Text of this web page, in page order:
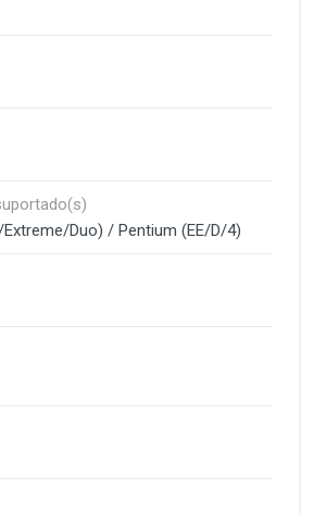
Duo) / Pentium (EE/D/4)